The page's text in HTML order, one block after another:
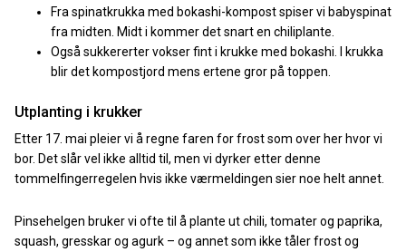
Fra spinatkrukka med bokashi-kompost spiser vi babyspinat
fra midten. Midt i kommer det snart en chiliplante.
Også sukkererter vokser fint i krukke med bokashi. I krukka
blir det kompostjord mens ertene gror på toppen.
Utplanting i krukker
Etter 17. mai pleier vi å regne faren for frost som over her hvor vi
bor. Det slår vel ikke alltid til, men vi dyrker etter denne
tommelfingerregelen hvis ikke værmeldingen sier noe helt annet.
Pinsehelgen bruker vi ofte til å plante ut chili, tomater og paprika,
squash, gresskar og agurk – og annet som ikke tåler frost og